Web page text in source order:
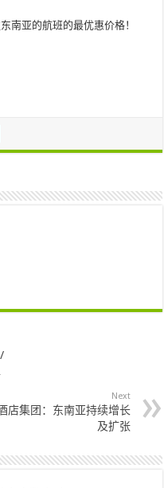
南亚的航班的最优惠价格！
Next
店集团：东南亚持续增长
及扩张